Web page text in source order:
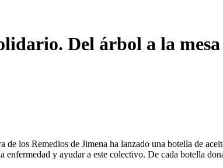
Del árbol a la mesa
de los Remedios de Jimena ha lanzado una botella de
enfermedad y ayudar a este colectivo. De cada botella